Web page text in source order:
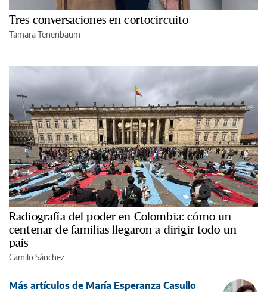
Tres conversaciones en cortocircuito
Tamara Tenenbaum
Radiografía del poder en Colombia: cómo un
centenar de familias llegaron a dirigir todo un
país
Camilo Sánchez
Más artículos de María Esperanza Casullo